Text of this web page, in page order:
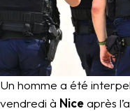
Un homme a été
vendredi à Niceaprès